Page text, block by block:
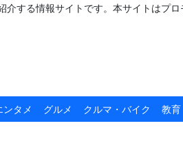
する情報サイトです。本サイトはプ
ンタメ グルメ クルマ・バイク 教